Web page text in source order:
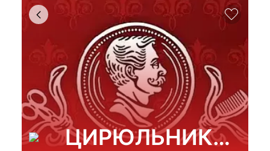
ЦИРЮЛЬНИКЪ,